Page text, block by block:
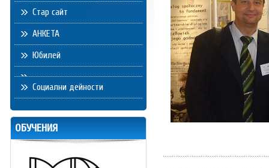
Стар сайт
АНКЕТА
Юбилей
Социални дейности
ОБУЧЕНИЯ